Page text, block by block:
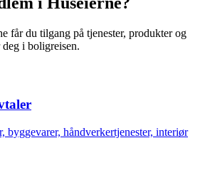
får du tilgang på tjenester, produkter og
i boligreisen.
byggevarer, håndverkertjenester, interiør